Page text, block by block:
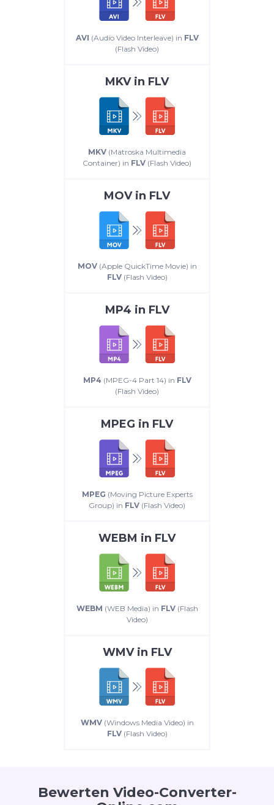
AVI (Audio Video Interleave) in FLV
(Flash Video)
MKVin FLV
MKV (Matroska Multimedia
Container) in FLV (Flash Video)
MOVin FLV
MOV(Apple QuickTime Movie) in
FLV(Flash Video)
MP4 in FLV
MP4 (MPEG-4 Part 14) in FLV
(Flash Video)
MPEG in FLV
MPEG (Moving Picture Experts
Group) in FLV (Flash Video)
WEBM in FLV
WEBM (WEB Media) in FLV(Flash
Video)
WMVin FLV
WMV(Windows Media Video) in
FLV(Flash Video)
Bewerten Video-Converter-